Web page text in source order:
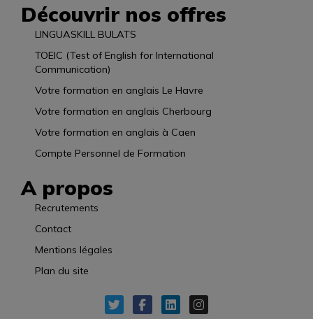
Découvrir nos offres
LINGUASKILL BULATS
TOEIC (Test of English for International
Communication)
Votre formation en anglais Le Havre
Votre formation en anglais Cherbourg
Votre formation en anglais à Caen
Compte Personnel de Formation
A propos
Recrutements
Contact
Mentions légales
Plan du site